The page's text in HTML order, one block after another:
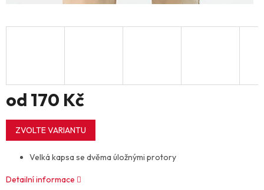
od 170 Kč
Měrná
cena:
ZVOLTE VARIANTU
Velká kapsa se dvěma úložnými protory
Detailní informace